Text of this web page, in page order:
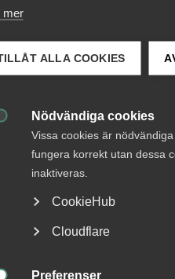
mer
ALLA COOKIES
Nödvändiga cookies
Vissa cookies är
fungera korrekt utan dessa
inaktiveras.
CookieHub
Cloudflare
Preferenser
kvinnor 2026
29 juli Debattartiklar